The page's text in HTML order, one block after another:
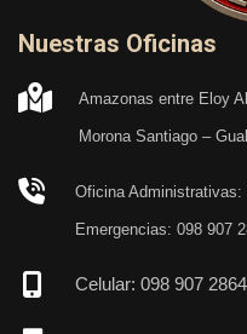
Nuestras Oficinas
Amazonas entre Eloy
Morona Santiago –
Oficina Administrativas:
Emergencias: 098 907
Celular: 098 907 2864